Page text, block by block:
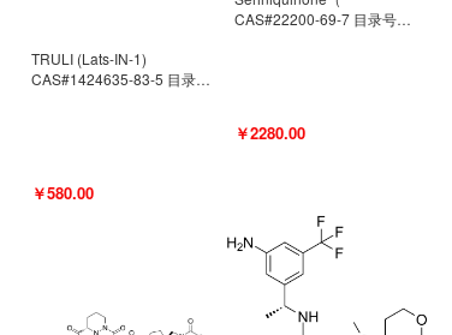
TRULI (Lats-IN-1)
CAS#1424635-83-5 目录号
￥580.00
CAS#22200-69-7 目录号
￥2280.00